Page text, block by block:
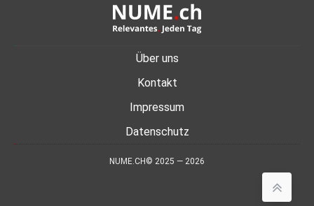
Über uns
Kontakt
Impressum
Datenschutz
NUME.CH© 2025 — 2026